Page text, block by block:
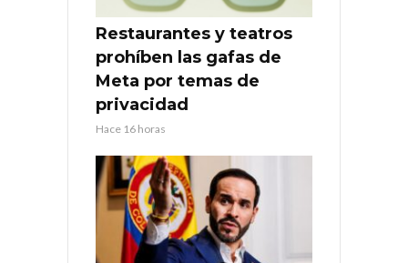
Restaurantes y teatros
prohíben las gafas de
Meta por temas de
privacidad
Hace 16 horas